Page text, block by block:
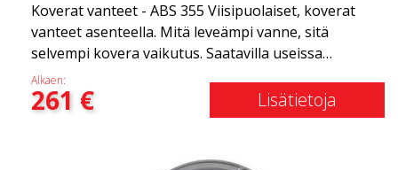
Koverat vanteet - ABS 355 Viisipuolaiset, koverat
vanteet asenteella. Mitä leveämpi vanne, sitä
selvempi kovera vaikutus. Saatavilla useissa
väriyhdistelmissä: Musta kiillotetuilla puolilla, Täysin
hopea tai Mattaharmaa. Yhteensopiva useimpien
markkinoilla olevien automerkkien kanssa. Valitset
erittäin korkealaatuinen ja erittäin kestävä. Mikä on
Alkaen:
261 € Lisätietoja